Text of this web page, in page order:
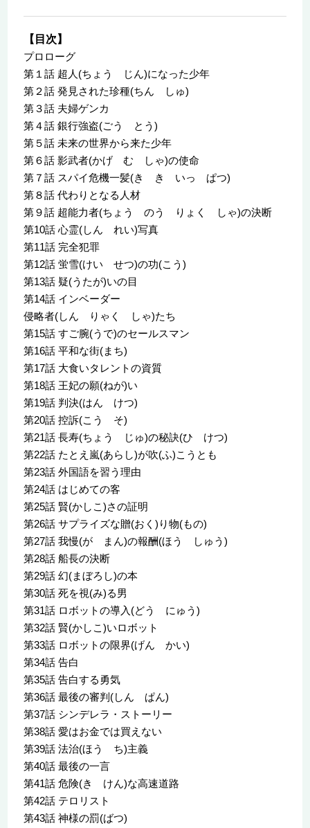
【目次】
プロローグ
第１話 超人(ちょう じん)になった少年
第２話 発見された珍種(ちん しゅ)
第３話 夫婦ゲンカ
第４話 銀行強盗(ごう とう)
第５話 未来の世界から来た少年
第６話 影武者(かげ む しゃ)の使命
第７話 スパイ危機一髪(き き いっ ぱつ)
第８話 代わりとなる人材
第９話 超能力者(ちょう のう りょく しゃ)の決断
第10話 心霊(しん れい)写真
第11話 完全犯罪
第12話 蛍雪(けい せつ)の功(こう)
第13話 疑(うたが)いの目
第14話 インベーダー
侵略者(しん りゃく しゃ)たち
第15話 すご腕(うで)のセールスマン
第16話 平和な街(まち)
第17話 大食いタレントの資質
第18話 王妃の願(ねが)い
第19話 判決(はん けつ)
第20話 控訴(こう そ)
第21話 長寿(ちょう じゅ)の秘訣(ひ けつ)
第22話 たとえ嵐(あらし)が吹(ふ)こうとも
第23話 外国語を習う理由
第24話 はじめての客
第25話 賢(かしこ)さの証明
第26話 サプライズな贈(おく)り物(もの)
第27話 我慢(が まん)の報酬(ほう しゅう)
第28話 船長の決断
第29話 幻(まぼろし)の本
第30話 死を視(み)る男
第31話 ロボットの導入(どう にゅう)
第32話 賢(かしこ)いロボット
第33話 ロボットの限界(げん かい)
第34話 告白
第35話 告白する勇気
第36話 最後の審判(しん ぱん)
第37話 シンデレラ・ストーリー
第38話 愛はお金では買えない
第39話 法治(ほう ち)主義
第40話 最後の一言
第41話 危険(き けん)な高速道路
第42話 テロリスト
第43話 神様の罰(ばつ)